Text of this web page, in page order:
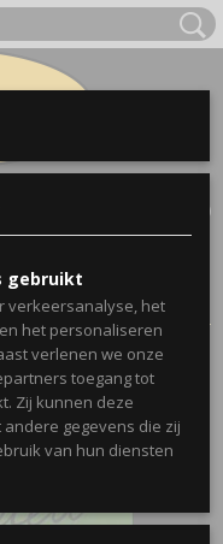
(0)
Trombone -
gebruikt
verkeersanalyse, het
het personaliseren
verlenen we onze
toegang tot
Zij kunnen deze
gegevens die zij
van hun diensten